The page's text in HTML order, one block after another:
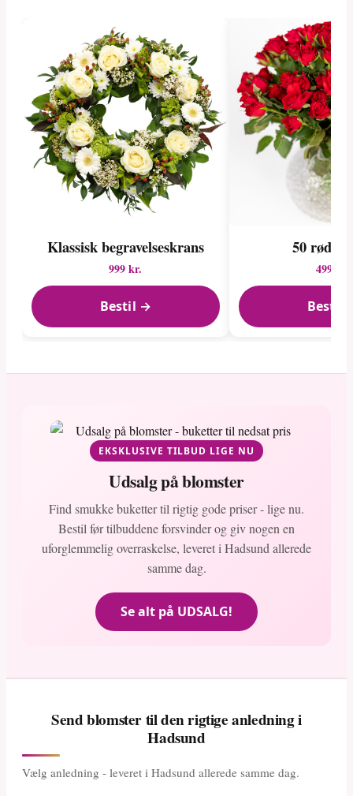
Klassisk begravelses­krans
999 kr.
Bestil →
50 røde
499 kr.
Bestil
EKSKLUSIVE TILBUD LIGE NU
Udsalg på blomster
Find smukke buketter til rigtig gode priser - lige nu.
Bestil før tilbuddene forsvinder og giv nogen en
uforglemmelig overraskelse, leveret i Hadsund allerede
samme dag.
Se alt på UDSALG!
Send blomster til den rigtige anledning i
Hadsund
Vælg anledning - leveret i Hadsund allerede samme dag.